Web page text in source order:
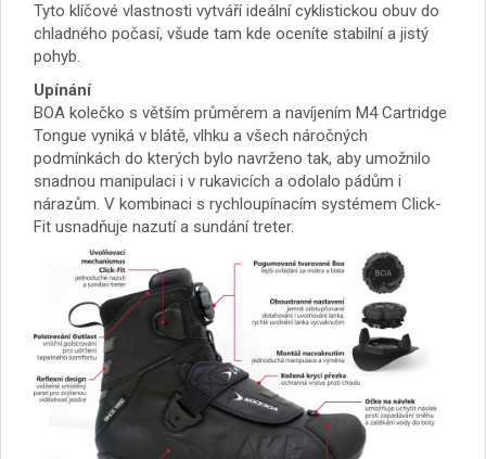
Tyto klíčové vlastnosti vytváří ideální cyklistickou obuv do
chladného počasí, všude tam kde oceníte stabilní a jistý
pohyb.
Upínání
BOA kolečko s větším průměrem a navíjením M4 Cartridge
Tongue vyniká v blátě, vlhku a všech náročných
podmínkách do kterých bylo navrženo tak, aby umožnilo
snadnou manipulaci i v rukavicích a odolalo pádům i
nárazům. V kombinaci s rychloupínacím systémem Click-
Fit usnadňuje nazutí a sundání treter.